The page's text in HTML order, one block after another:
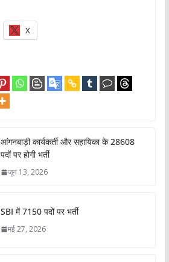
X
आंगनबाड़ी कार्यकर्ती और सहायिका के 28608
पदों पर होगी भर्ती
जून 13, 2026
SBI में 7150 पदों पर भर्ती
मई 27, 2026